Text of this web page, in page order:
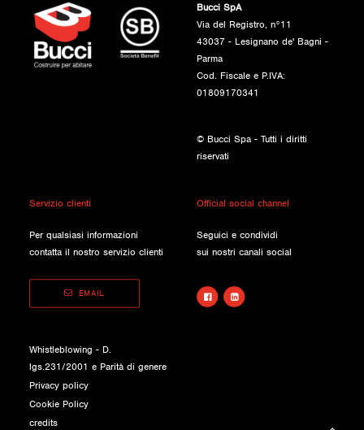
Bucci SpA
Via del Registro, n°11
43037 - Lesignano de' Bagni -
Parma
Cod. Fiscale e P.IVA:
01809170341
© Bucci Spa - Tutti i diritti
riservati
Servizio clienti
Per qualsiasi informazioni
contatta il nostro servizio clienti
EMAIL
Official social channel
Seguici e condividi
sui nostri canali social
Whistleblowing - D.
lgs.231/2001 e Parità di genere
Privacy policy
Cookie Policy
credits